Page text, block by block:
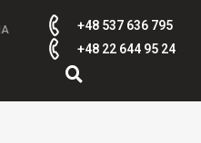
+48 537 636 795
+48 22 644 95 24